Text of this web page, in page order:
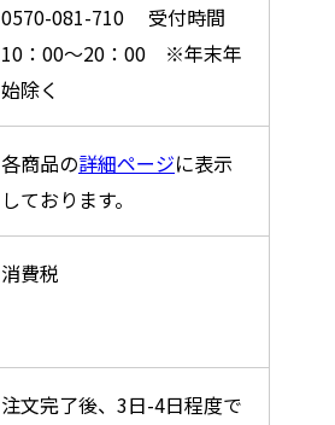
0570-081-710 受付時間
10：00～20：00 ※年末年
始除く
各商品の詳細ページに表示
しております。
消費税
注文完了後、3日-4日程度で